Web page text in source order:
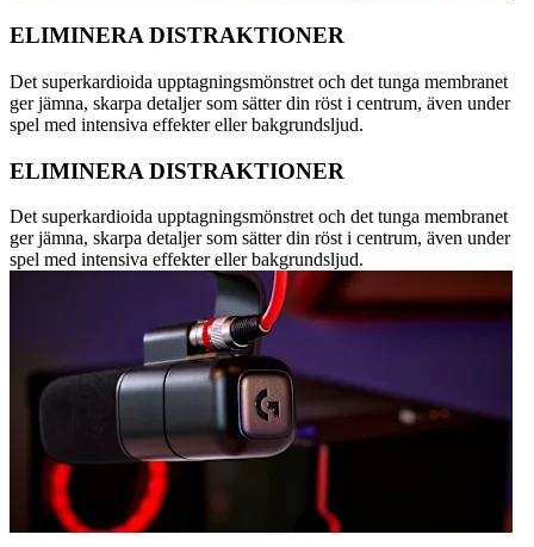
ELIMINERA DISTRAKTIONER
Det superkardioida upptagningsmönstret och det tunga membranet
ger jämna, skarpa detaljer som sätter din röst i centrum, även under
spel med intensiva effekter eller bakgrundsljud.
ELIMINERA DISTRAKTIONER
Det superkardioida upptagningsmönstret och det tunga membranet
ger jämna, skarpa detaljer som sätter din röst i centrum, även under
spel med intensiva effekter eller bakgrundsljud.